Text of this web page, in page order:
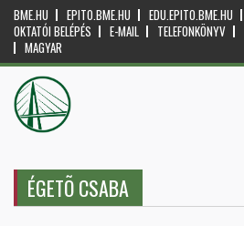
BME.HU EPITO.BME.HU EDU.EPITO.BME.HU
OKTATÓI BELÉPÉS
E-MAIL TELEFONKÖNYV
MAGYAR
ÉGETÕ CSABA